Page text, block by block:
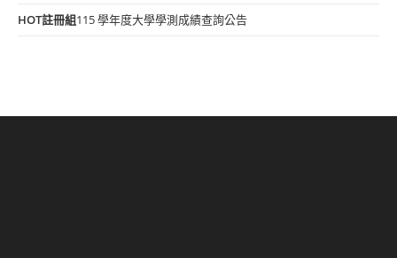
HOT註冊組115 學年度大學學測成績查詢公告